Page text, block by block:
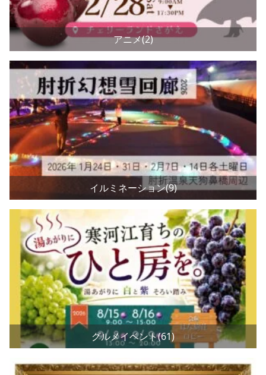
アニメ(2)
イルミネーション(9)
グルメイベント(61)